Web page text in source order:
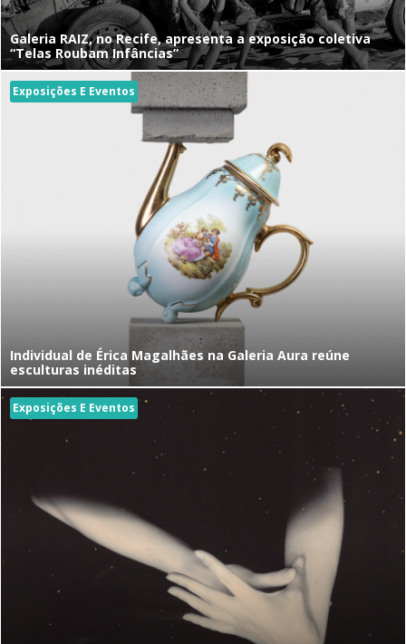
Galeria RAIZ, no Recife, apresenta a exposição coletiva
“Telas Roubam Infâncias”
Exposições E Eventos
Individual de Érica Magalhães na Galeria Aura reúne
esculturas inéditas
Exposições E Eventos